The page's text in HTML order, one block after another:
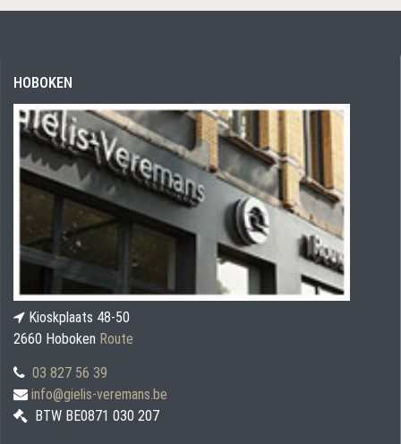
HOBOKEN
Kioskplaats 48-50
2660 Hoboken Route
03 827 56 39
info@gielis-veremans.be
BTW BE0871 030 207